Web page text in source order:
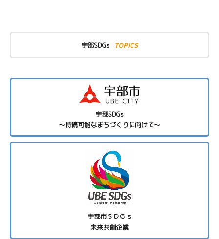
宇部SDGs TOPICS
宇部SDGs
～持続可能なまちづくりに向けて～
宇部市ＳＤＧｓ
未来共創企業